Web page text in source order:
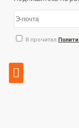
Я прочитал